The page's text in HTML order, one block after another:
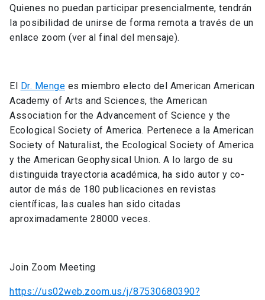
Quienes no puedan participar presencialmente, tendrán
la posibilidad de unirse de forma remota a través de un
enlace zoom (ver al final del mensaje).
El Dr. Menge es miembro electo del American American
Academy of Arts and Sciences, the American
Association for the Advancement of Science y the
Ecological Society of America. Pertenece a la American
Society of Naturalist, the Ecological Society of America
y the American Geophysical Union. A lo largo de su
distinguida trayectoria académica, ha sido autor y co-
autor de más de 180 publicaciones en revistas
científicas, las cuales han sido citadas
aproximadamente 28000 veces.
Join Zoom Meeting
https://us02web.zoom.us/j/87530680390?